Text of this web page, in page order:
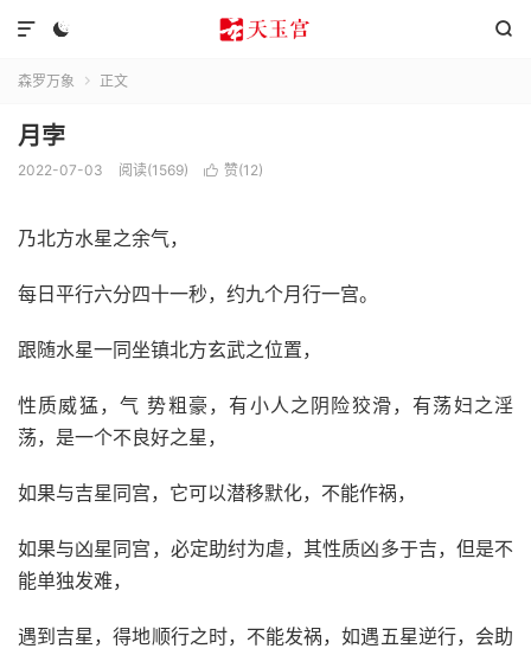
 

森罗万象  正文
月孛
2022-07-03 阅读(1569)  赞(12)
乃北方水星之余气，
每日平行六分四十一秒，约九个月行一宫。
跟随水星一同坐镇北方玄武之位置，
性质威猛，气 势粗豪，有小人之阴险狡滑，有荡妇之淫
荡，是一个不良好之星，
如果与吉星同宫，它可以潜移默化，不能作祸，
如果与凶星同宫，必定助纣为虐，其性质凶多于吉，但是不
能单独发难，
遇到吉星，得地顺行之时，不能发祸，如遇五星逆行，会助